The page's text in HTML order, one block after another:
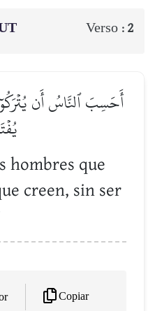
Verso : 2
أَحَسِبَ ٱلنَّاسُ أَن
hombres que
creen, sin ser
Copiar